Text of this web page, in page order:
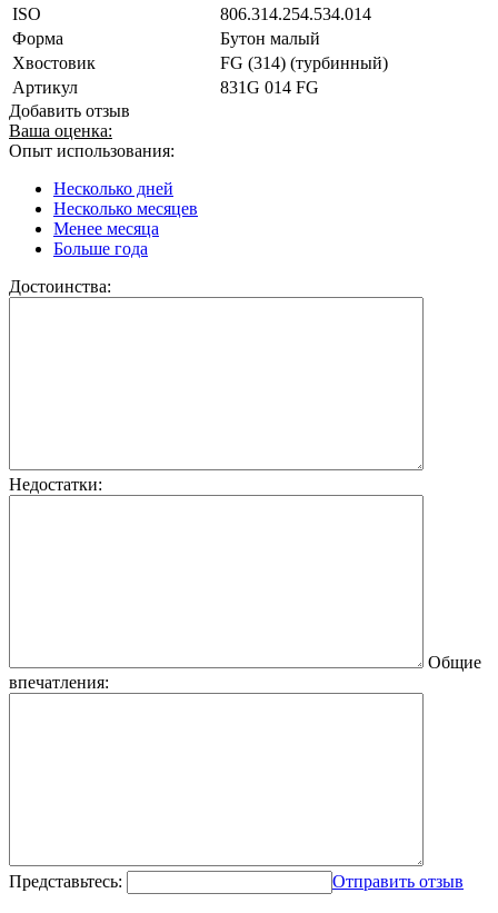
ISO
806.314.254.534.014
Форма
Бутон малый
Хвостовик
FG (314) (турбинный)
Артикул
831G 014 FG
Добавить отзыв
Ваша оценка:
Опыт использования:
Несколько дней
Несколько месяцев
Менее месяца
Больше года
Достоинства:
Недостатки:
Общие
впечатления:
Представьтесь: Отправить отзыв